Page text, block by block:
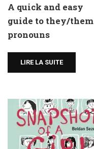
A quick and easy
guide to they/them
pronouns
LIRE LA SUITE